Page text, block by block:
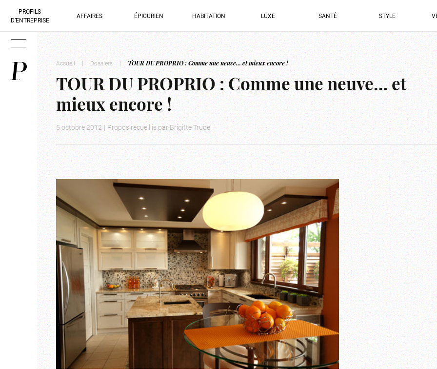
PROFILS
D’ENTREPRISE
AFFAIRES ÉPICURIEN HABITATION LUXE SANTÉ STYLE
Accueil | Dossiers | TOUR DU PROPRIO : Comme une neuve… et mieux encore !
TOUR DU PROPRIO : Comme une neuve… et
mieux encore !
5 octobre 2012 | Propos recueillis par Brigitte Trudel